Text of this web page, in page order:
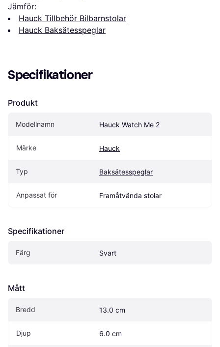
Jämför:
Hauck Tillbehör Bilbarnstolar
Hauck Baksätesspeglar
Specifikationer
Produkt
Modellnamn Hauck Watch Me 2
Märke Hauck
Typ Baksätesspeglar
Anpassat för Framåtvända stolar
Specifikationer
Färg Svart
Mått
Bredd 13.0 cm
Djup 6.0 cm